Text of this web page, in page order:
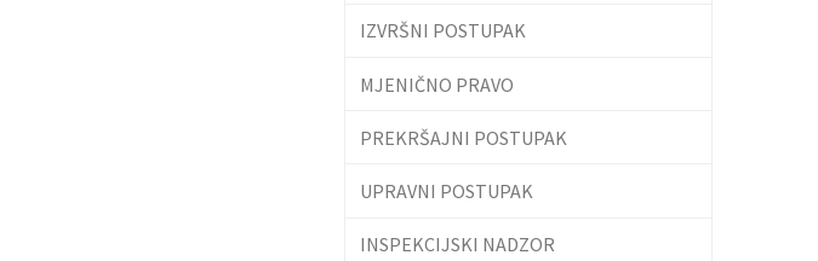
IZVRŠNI POSTUPAK
MJENIČNO PRAVO
PREKRŠAJNI POSTUPAK
UPRAVNI POSTUPAK
INSPEKCIJSKI NADZOR